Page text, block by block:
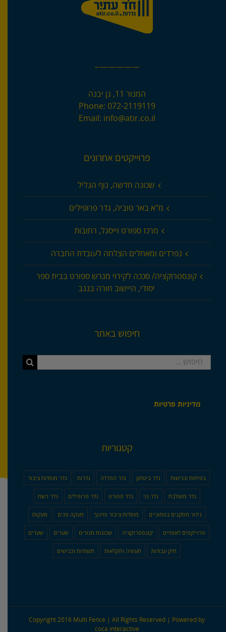
—————–
המנור 11, גן יבנה
Phone: 072-2119119
Email: info@atir.co.il
פרוייקטים אחרונים
שכונה חדשה, נוף הגליל
מ"א באר טוביה, גדר פרופילים
מרכז ספורט וייסגל, רחובות
נפרדים ומאחלים הצלחה לעובדת החברה
קונסטרוקציה/ סככה לקירוי מגרש ספורט בבית ספר
יסודי, היישוב חורה בנגב
חיפוש באתר
חיפוש...
מדיניות פרטיות
קטגוריות
בטיחות ונגישות גדר ביטחון גדר הפרדה גדרות גדר מוסדות ציבור
גדר משולבת גדר נוי גדר ספורט גדר פרופילים גדר רשת
גידור מתקנים בטחוניים מוסדות ציבור וחינוך מעקה פנים מעקות
פרוייקטים לאומיים קונסטרוקציה שכונות מגורים שערים שערים
תיק עבודות תעשיה וחקלאות תשתיות וכבישים
Copyright 2016 Multi Fence | All Rights Reserved | Powered by
coca interactive